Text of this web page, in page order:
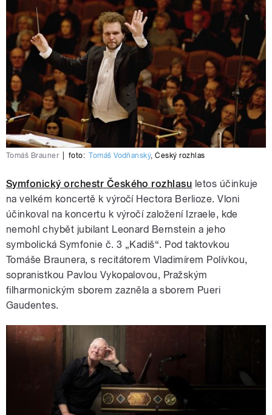
Tomáš Brauner foto: Tomáš Vodňanský,Český rozhlas
Symfonický orchestr Českého rozhlasu letos účinkuje
na velkém koncertě k výročí Hectora Berlioze. Vloni
účinkoval na koncertu k výročí založení Izraele, kde
nemohl chybět jubilant Leonard Bernstein a jeho
symbolická Symfonie č. 3 „Kadiš“. Pod taktovkou
Tomáše Braunera, s recitátorem Vladimírem Polívkou,
sopranistkou Pavlou Vykopalovou, Pražským
filharmonickým sborem zazněla a sborem Pueri
Gaudentes.